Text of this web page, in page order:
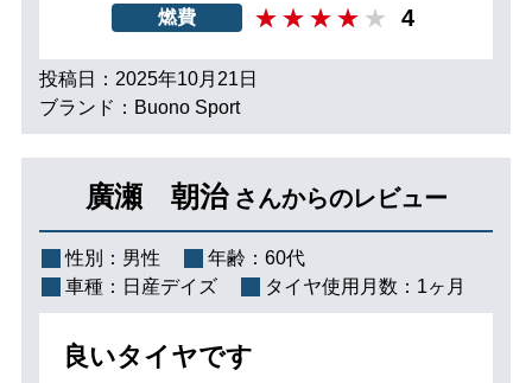
燃費 4
投稿日：2025年10月21日
ブランド：Buono Sport
廣瀬 朝治 さんからのレビュー
性別： 男性 年齢： 60代
車種： 日産デイズ タイヤ使用月数： 1ヶ月
良いタイヤです